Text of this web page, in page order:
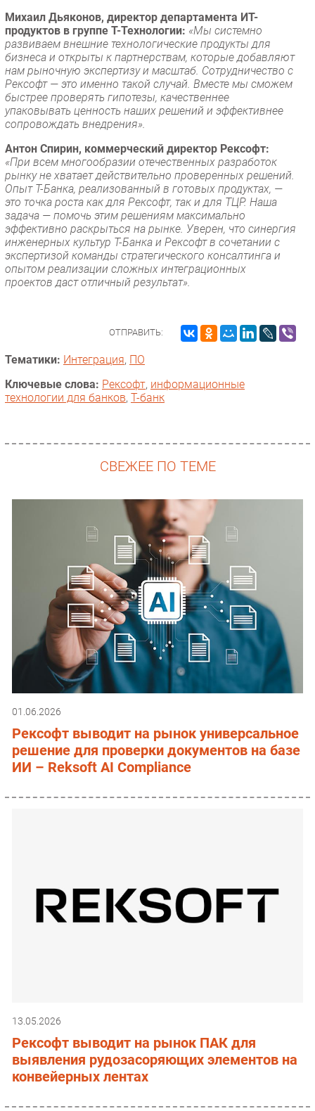
Михаил Дьяконов, директор департамента ИТ-
продуктов в группе Т-Технологии: «Мы системно
развиваем внешние технологические продукты для
бизнеса и открыты к партнерствам, которые добавляют
нам рыночную экспертизу и масштаб. Сотрудничество с
Рексофт — это именно такой случай. Вместе мы сможем
быстрее проверять гипотезы, качественнее
упаковывать ценность наших решений и эффективнее
сопровождать внедрения».
Антон Спирин, коммерческий директор Рексофт:
«При всем многообразии отечественных разработок
рынку не хватает действительно проверенных решений.
Опыт Т-Банка, реализованный в готовых продуктах, —
это точка роста как для Рексофт, так и для ТЦР. Наша
задача — помочь этим решениям максимально
эффективно раскрыться на рынке. Уверен, что синергия
инженерных культур Т-Банка и Рексофт в сочетании с
экспертизой команды стратегического консалтинга и
опытом реализации сложных интеграционных
проектов даст отличный результат».
ОТПРАВИТЬ:
Тематики: Интеграция, ПО
Ключевые слова: Рексофт, информационные
технологии для банков, Т-банк
СВЕЖЕЕ ПО ТЕМЕ
01.06.2026
Рексофт выводит на рынок универсальное
решение для проверки документов на базе
ИИ – Reksoft AI Compliance
13.05.2026
Рексофт выводит на рынок ПАК для
выявления рудозасоряющих элементов на
конвейерных лентах